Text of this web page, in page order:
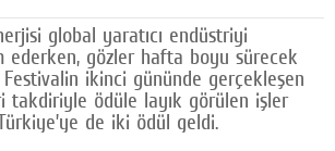
global yaratıcı endüstriyi
ederken, gözler hafta boyu sürecek
ikinci gününde gerçekleşen
takdiriyle ödüle layık görülen işler
de iki ödül geldi.